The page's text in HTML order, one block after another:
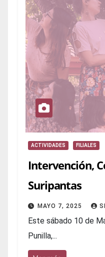
ACTIVIDADES FILIALES
Intervención,
Suripantas
MAYO 7, 2025
Este sábado 10 de
Punilla,...